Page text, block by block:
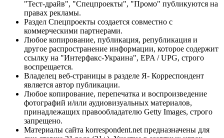
"Тест-драйв", "Спецпроекты", "Промо" публикуются на
правах рекламы.
Раздел Спецпроекты создается совместно с
коммерческими партнерами.
Любое копирование, публикация, републикация и
другое распространение информации, которое содержит
ссылку на "Интерфакс-Украина", EPA / UPG, строго
воспрещается.
Владелец веб-страницы в разделе Я- Корреспондент
является автор публикации.
Любое копирование, перепечатка и воспроизведение
фотографий и/или аудиовизуальных материалов,
принадлежащих правообладателю Getty Images, строго
запрещено.
Материалы сайта korrespondent.net предназначены для